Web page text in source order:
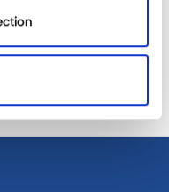
REACTIVITY &
AVAILABILITY